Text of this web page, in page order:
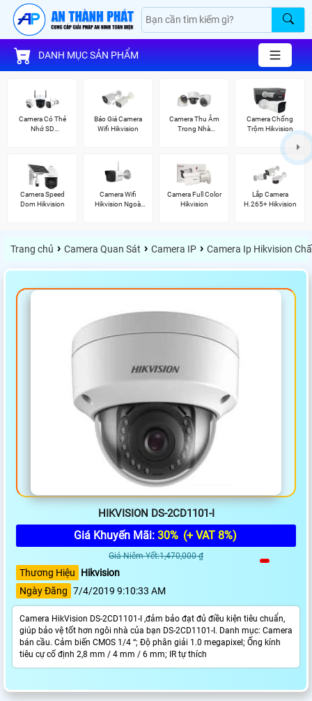
DANH MỤC SẢN PHẨM
Camera Có Thẻ
Nhớ SD
Báo Giá Camera
Wifi Hikvision
Camera Thu Âm
Trong Nhà
Camera Chống
Trộm Hikvision
Camera Speed
Dom Hikvision
Camera Wifi
Hikvision Ngoài
Camera Full Color
Hikvision
Lắp Camera
H.265+ Hikvision
Trang chủ › Camera Quan Sát › Camera IP › Camera Ip Hikvision
HIKVISION DS-2CD1101-I
Giá Khuyến Mãi: 30% (+ VAT 8%)
Giá Niêm Yết:1,470,000 ₫
Thương Hiệu
Hikvision
Ngày Đăng 7/4/2019 9:10:33 AM
Camera HikVision DS-2CD1101-I ,đảm bảo đạt đủ điều kiện tiêu chuẩn,
giúp bảo vệ tốt hơn ngôi nhà của bạn DS-2CD1101-I. Danh mục: Camera
bán cầu. Cảm biến CMOS 1/4 “; Độ phân giải 1.0 megapixel; Ống kính
tiêu cự cố định 2,8 mm / 4 mm / 6 mm; IR tự thích